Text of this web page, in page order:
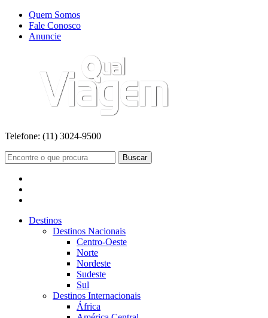
Quem Somos
Fale Conosco
Anuncie
Telefone: (11) 3024-9500
Buscar
Destinos
Destinos Nacionais
Centro-Oeste
Norte
Nordeste
Sudeste
Sul
Destinos Internacionais
África